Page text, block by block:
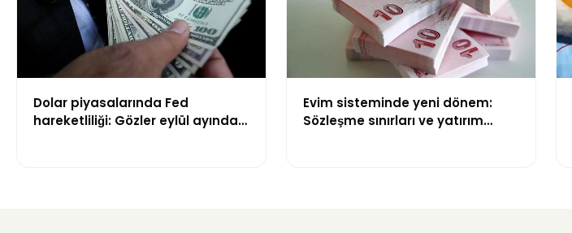
Dolar piyasalarında Fed
hareketliliği: Gözler eylül ayındaki
Evim sisteminde yeni dönem:
Sözleşme sınırları ve yatırım